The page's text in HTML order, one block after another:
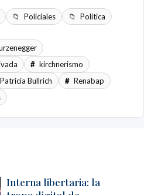
Policiales
Política
kirchnerismo
Patricia Bullrich
Renabap
Interna libertaria: la